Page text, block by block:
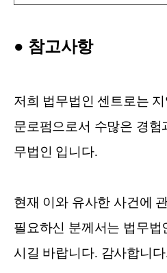
● 참고사항
저희 법무법인 센트로는
문로펌으로서 수많은 경험
무법인 입니다.
현재 이와 유사한 사건에
필요하신 분께서는 법무법
시길 바랍니다. 감사합니다